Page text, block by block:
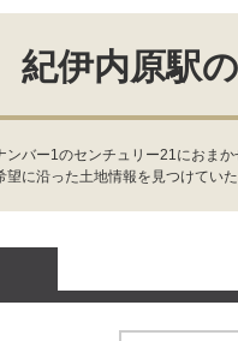
紀伊内原駅
バー1のセンチュリー21にお
に沿った土地情報を見つけて